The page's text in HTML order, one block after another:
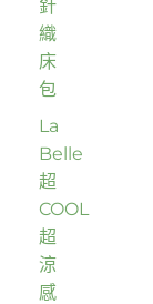
針
織
床
包
La
Belle
超
COOL
超
涼
感